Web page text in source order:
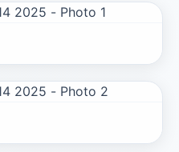
(Ré)Inscription